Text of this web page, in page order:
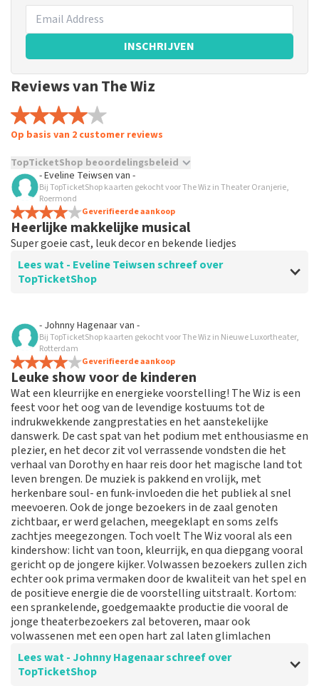
INSCHRIJVEN
Reviews van The Wiz
Op basis van 2 customer reviews
TopTicketShop beoordelingsbeleid
TopTicketShop verzamelt reviews van echte klanten. Het is
niet mogelijk om een review achter te laten als je geen
tickets hebt aangeschaft bij TopTicketShop. Reviews met
grof taalgebruik en/of onwaarheden worden niet geplaatst.
Het kan enkele weken duren voordat een review wordt
geplaatst.
- Eveline Teiwsen van -
Bij TopTicketShop kaarten gekocht voor The Wiz in Theater Oranjerie,
Roermond
Geverifieerde aankoop
Heerlijke makkelijke musical
Super goeie cast, leuk decor en bekende liedjes
Lees wat - Eveline Teiwsen schreef over
TopTicketShop
Beoordeling van - Eveline Teiwsen over
Te duur! Slechte plaatsen! Geen
annulering mogelijk.
Nooit meer top tickets! Slechte plaatsen! Veel te snel
gekocht waardoor ik annulering niet gelezen had
endus niet meer mogelijk was. Rechtstreeks bij theater
was 45,- volwassenen en kind gratis!! Top tickets
waren 80,- per volwassene!! Schandalig wat ze er aan
verdienen. Nooit doen want is echt niet top!!!!
Beste klant, Bedankt voor het schrijven van een review
op onze website. Uw feedback vinden wij erg belangrijk.
U helpt ons zo onze dienstverlening te verbeteren en
ook helpt u andere consumenten met het maken van
een beslissing. Wij hebben uw review gelezen en willen
er graag op reageren. Wij begrijpen dat u teleurgesteld
bent over de geboden plaatsen. Dit is vervelend. Maar
helaas gaan wij niet over de zaalindeling. Wij hebben de
categorie geleverd die u besteld heeft. Mocht het een
mindere plaats zijn in deze categorie dan komt dit
doordat de betere plaatsen in deze categorie al
verkocht waren aan de klanten voor u. Hier is helaas
niks aan te doen. Het klopt dat onze tickets soms
Reactie van TopTicketShop
- Johnny Hagenaarvan -
Bij TopTicketShop kaarten gekocht voor The Wiz in Nieuwe Luxortheater,
Rotterdam
Geverifieerde aankoop
Leuke show voor de kinderen
Wat een kleurrijke en energieke voorstelling! The Wiz is een
feest voor het oog van de levendige kostuums tot de
indrukwekkende zangprestaties en het aanstekelijke
danswerk. De cast spat van het podium met enthousiasme en
plezier, en het decor zit vol verrassende vondsten die het
verhaal van Dorothy en haar reis door het magische land tot
leven brengen. De muziek is pakkend en vrolijk, met
herkenbare soul- en funk-invloeden die het publiek al snel
meevoeren. Ook de jonge bezoekers in de zaal genoten
zichtbaar, er werd gelachen, meegeklapt en soms zelfs
zachtjes meegezongen. Toch voelt The Wiz vooral als een
kindershow: licht van toon, kleurrijk, en qua diepgang vooral
gericht op de jongere kijker. Volwassen bezoekers zullen zich
echter ook prima vermaken door de kwaliteit van het spel en
de positieve energie die de voorstelling uitstraalt. Kortom:
een sprankelende, goedgemaakte productie die vooral de
jonge theaterbezoekers zal betoveren, maar ook
volwassenen met een open hart zal laten glimlachen
Lees wat - Johnny Hagenaar schreef over
TopTicketShop